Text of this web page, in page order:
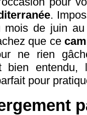
.
mois de juin
que ce
ne rien
bien
pour